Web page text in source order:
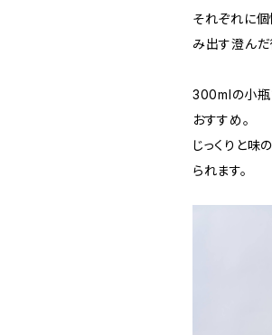
それぞれに
み出す澄んだ
300mlの小瓶
おすすめ。
じっくりと味
られます。